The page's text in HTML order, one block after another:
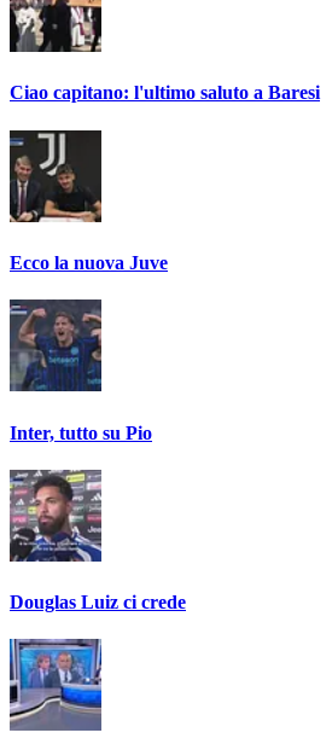
Ciao capitano: l'ultimo saluto a Baresi
Ecco la nuova Juve
Inter, tutto su Pio
Douglas Luiz ci crede